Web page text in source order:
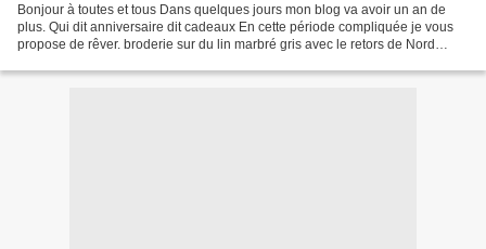
Bonjour à toutes et tous Dans quelques jours mon blog va avoir un an de
plus. Qui dit anniversaire dit cadeaux En cette période compliquée je vous
propose de rêver. broderie sur du lin marbré gris avec le retors de Nord